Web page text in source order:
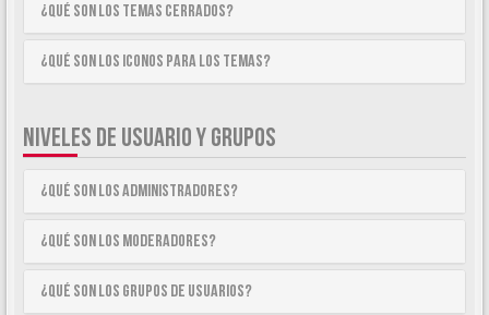
¿Qué son los temas cerrados?
¿Qué son los iconos para los temas?
NIVELES DE USUARIO Y GRUPOS
¿Qué son los Administradores?
¿Qué son los Moderadores?
¿Qué son los Grupos de Usuarios?